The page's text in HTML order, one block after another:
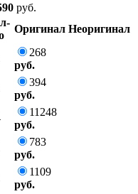
руб.
Оригинал Неоригинал
268
руб.
394
руб.
11248
руб.
783
руб.
1109
руб.